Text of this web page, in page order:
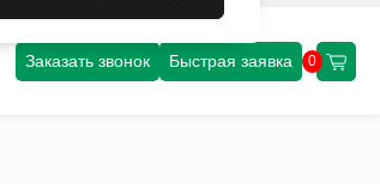
Заказать звонок Быстрая заявка 0